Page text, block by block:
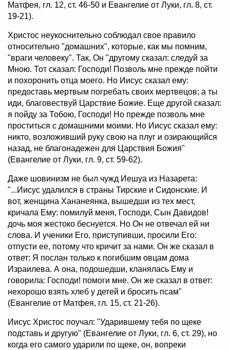
Матфея, гл. 12, ст. 46-50 и Евангелие от Луки, гл. 8, ст.
19-21).
Христос неукоснительно соблюдал свое правило
относительно "домашних", которые, как мы помним,
"враги человеку". Так, Он "другому сказал: следуй за
Мною. Тот сказал: Господи! Позволь мне прежде пойти
и похоронить отца моего. Но Иисус сказал ему:
предоставь мертвым погребать своих мертвецов; а ты
иди, благовествуй Царствие Божие. Еще другой сказал:
я пойду за Тобою, Господи! Но прежде позволь мне
проститься с домашними моими. Но Иисус сказал ему:
никто, возложивший руку свою на плуг и озирающийся
назад, не благонадежен для Царствия Божия"
(Евангелие от Луки, гл. 9, ст. 59-62).
Даже шовинизм не был чужд Иешуа из Назарета:
"...Иисус удалился в страны Тирские и Сидонские. И
вот, женщина Хананеянка, вышедши из тех мест,
кричала Ему: помилуй меня, Господи, Сын Давидов!
дочь моя жестоко беснуется. Но Он не отвечал ей ни
слова. И ученики Его, приступивши, просили Его:
отпусти ее, потому что кричит за нами. Он же сказал в
ответ: Я послан только к погибшим овцам дома
Израилева. А она, подошедши, кланялась Ему и
говорила: Господи! помоги мне. Он же сказал в ответ:
нехорошо взять хлеб у детей и бросить псам"
(Евангелие от Матфея, гл. 15, ст. 21-26).
Иисус Христос поучал: "Ударившему тебя по щеке
подставь и другую" (Евангелие от Луки, гл. 6, ст. 29), но
когда его самого ударили по щеке, он, вопреки